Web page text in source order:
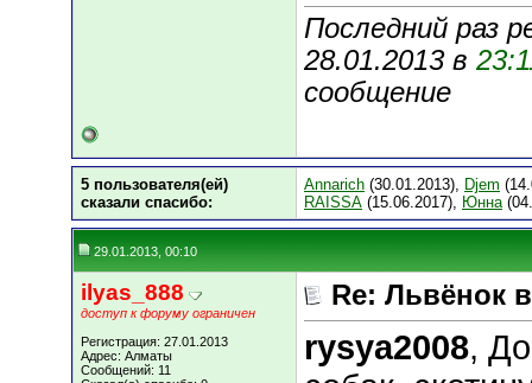
Последний раз
28.01.2013 в
сообщение
5 пользователя(ей)
сказали cпасибо:
Annarich (30.01.2013), Djem
RAISSA (15.06.2017), Юнна
29.01.2013, 00:10
ilyas_888
доступ к форуму ограничен
Регистрация: 27.01.2013
Адрес: Алматы
Сообщений: 11
Re: Львёнок
rysya2008,